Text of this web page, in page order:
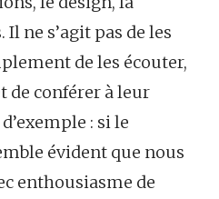
ne s’agit pas de les
de les écouter,
de conférer à leur
: si le
évident que nous
enthousiasme de